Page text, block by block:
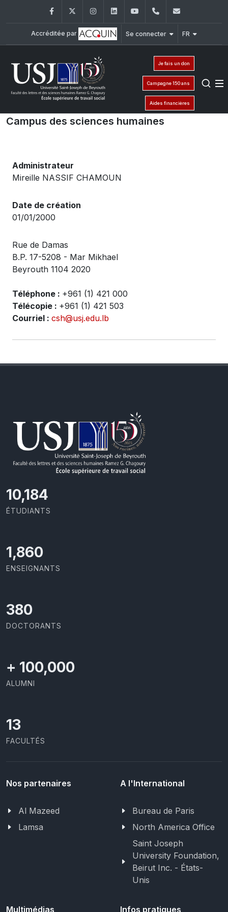
FacebookTwitter InstagramLinkedInYouTube+961 (1) 421 220
Accréditée par Se connecter FR
Je fais un don
Campagne 150 ans
Aides financières
Campus des sciences humaines
Administrateur
Mireille NASSIF CHAMOUN
Date de création
01/01/2000
Rue de Damas
B.P. 17-5208 - Mar Mikhael
Beyrouth 1104 2020
Téléphone : +961 (1) 421 000
Télécopie : +961 (1) 421 503
Courriel : csh@usj.edu.lb
10,801
ÉTUDIANTS
1,973
ENSEIGNANTS
403
DOCTORANTS
+ 100,000
ALUMNI
13
FACULTÉS
Nos partenaires
Al Mazeed
Lamsa
A l'International
Bureau de Paris
North America Office
Saint Joseph
University Foundation,
Beirut Inc. - États-
Unis
Multimédias Infos pratiques